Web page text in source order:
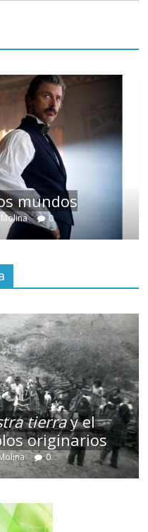
mundos
0
tierray el
originarios
0